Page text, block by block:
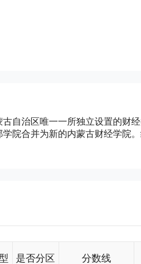
治区唯一一所独立设置的财经
院合并为新的内蒙古财经学院
调发展，具有民族和地区特色
区最大的经管类文科实验中心
古工商管理研究所、内蒙古制
高级职称教师271人，占专任教
是否分区 分数线